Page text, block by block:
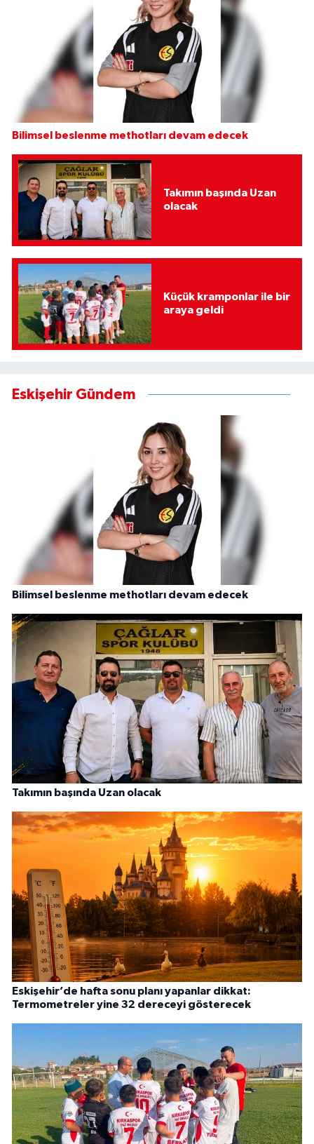
Bilimsel beslenme methotları devam edecek
Takımın başında Uzan
olacak
Küçük kramponlar ile bir
araya geldi
Eskişehir Gündem
Bilimsel beslenme methotları devam edecek
Takımın başında Uzan olacak
Eskişehir’de hafta sonu planı yapanlar dikkat:
Termometreler yine 32 dereceyi gösterecek